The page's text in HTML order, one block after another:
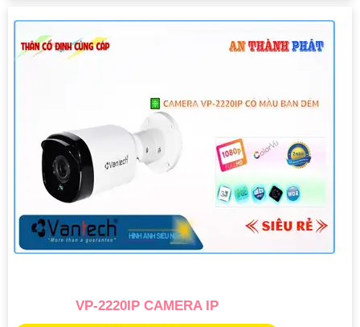
VP-2220IP CAMERA IP